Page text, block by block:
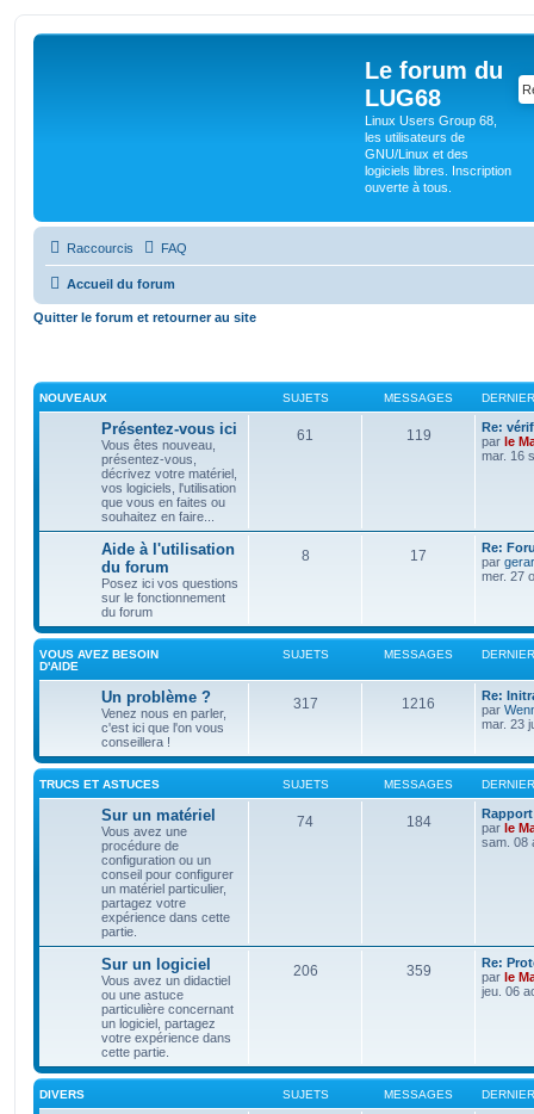
Le forum du
LUG68
Linux Users Group 68,
les utilisateurs de
GNU/Linux et des
logiciels libres. Inscription
ouverte à tous.
Raccourcis FAQ
Accueil du forum
Quitter le forum et retourner au site
NOUVEAUX SUJETS MESSAGES
Présentez-vous ici
Vous êtes nouveau,
présentez-vous,
décrivez votre matériel,
vos logiciels, l'utilisation
que vous en faites ou
souhaitez en faire...
61 119
Re:
par le
mar. 16
Aide à l'utilisation
du forum
Posez ici vos questions
sur le fonctionnement
du forum
8 17
Re:
par
mer. 27
VOUS AVEZ BESOIN
D'AIDE
SUJETS MESSAGES
Un problème ?
Venez nous en parler,
c'est ici que l'on vous
conseillera !
317 1216
Re:
par
mar. 23
TRUCS ET ASTUCES SUJETS MESSAGES
Sur un matériel
Vous avez une
procédure de
configuration ou un
conseil pour configurer
un matériel particulier,
partagez votre
expérience dans cette
partie.
74 184
par le
sam. 08
Sur un logiciel
Vous avez un didactiel
ou une astuce
particulière concernant
un logiciel, partagez
votre expérience dans
cette partie.
206 359
Re:
par le
jeu. 06
DIVERS SUJETS MESSAGES